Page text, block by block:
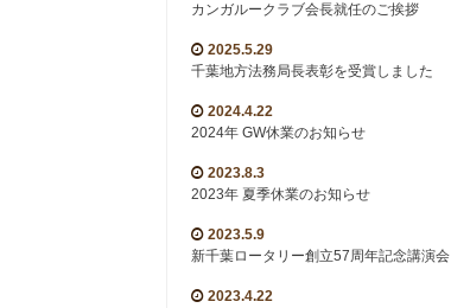
カンガルークラブ会長就任のご挨拶
2025.5.29
千葉地方法務局長表彰を受賞しました
2024.4.22
2024年 GW休業のお知らせ
2023.8.3
2023年 夏季休業のお知らせ
2023.5.9
新千葉ロータリー創立57周年記念講演会
2023.4.22